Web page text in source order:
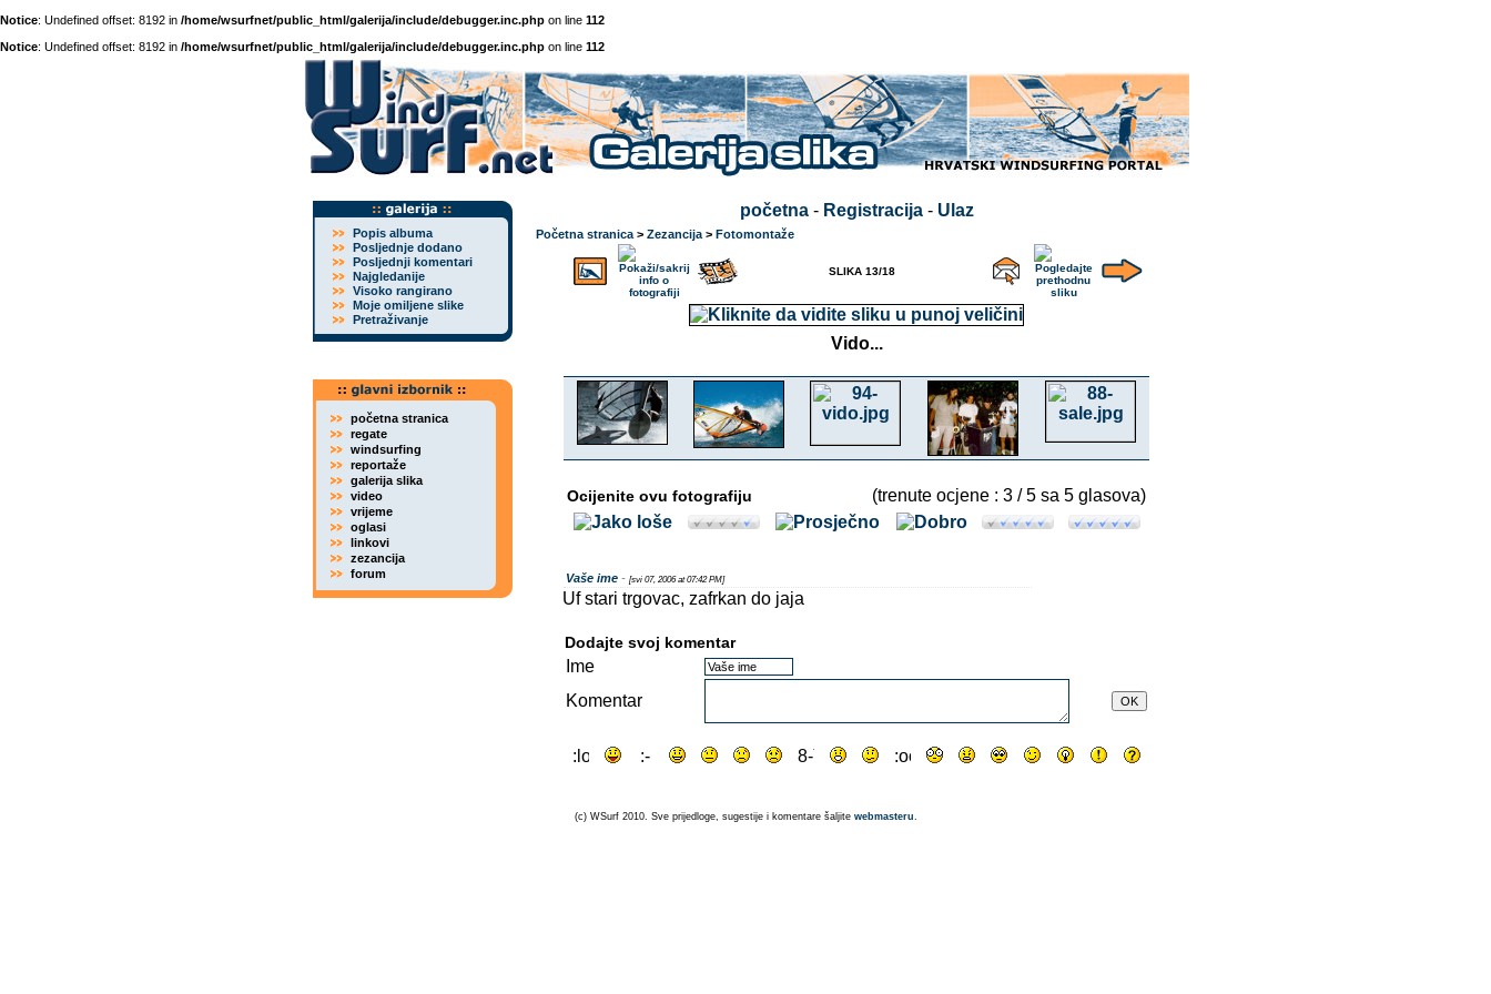
Notice: Undefined offset: 8192 in /home/wsurfnet/public_html/galerija/include/debugger.inc.php on line 112
Notice: Undefined offset: 8192 in /home/wsurfnet/public_html/galerija/include/debugger.inc.php on line 112
Popis albuma
Posljednje dodano
Posljednji komentari
Najgledanije
Visoko rangirano
Moje omiljene slike
Pretraživanje
početna stranica
regate
windsurfing
reportaže
galerija slika
video
vrijeme
oglasi
linkovi
zezancija
forum
početna- Registracija- Ulaz
Početna stranica > Zezancija > Fotomontaže
SLIKA 13/18
Vido...
Ocijenite ovu fotografiju (trenute ocjene : 3 / 5 sa 5 glasova)
Vaše ime - [svi 07, 2006 at 07:42 PM]
Uf stari trgovac, zafrkan do jaja
Dodajte svoj komentar
Ime
Komentar
(c) WSurf 2010. Sve prijedloge, sugestije i komentare šaljite webmasteru